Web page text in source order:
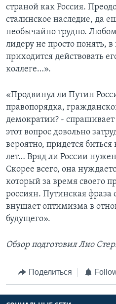
страной как Россия.
сталинское наследие, да
необычайно трудно.
лидеру не просто понять,
приходится действовать
коллеге…».
«Продвинул ли Путин
правопорядка,
демократии? -
этот вопрос довольно
вероятно, придется
лет… Вряд ли России
Скорее всего, она
который за время своего
россиян. Путинская фраза
внушает оптимизма в
будущего».
Обзор подготовил Лио
Поделиться